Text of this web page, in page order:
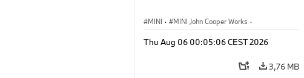
MINI · MINI John Cooper Works ·
Sonderausstattungen, Zubehör
Thu Aug 06 00:05:06 CEST 2026
3,76 MB